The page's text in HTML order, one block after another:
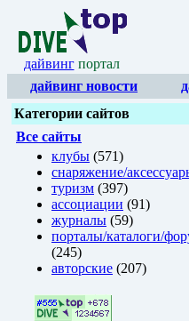
дайвинг портал
дайвинг новости
Категории сайтов
Все сайты
клубы (571)
снаряжение/
туризм (397)
ассоциации (91)
журналы (59)
порталы/каталоги/
(245)
авторские (207)